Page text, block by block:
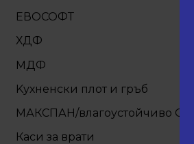
ЕВОСОФТ
ХДФ
МДФ
Kухненски плот и гръб
МАКСПАН/влагоустойчиво OSB
Каси за врати